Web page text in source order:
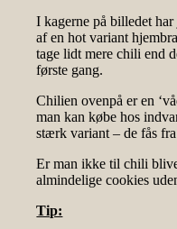
I kagerne på billedet
af en hot variant
tage lidt mere chili end
første gang.
Chilien ovenpå er en
man kan købe hos
stærk variant – de fås
Er man ikke til chili
almindelige cookies
Tip: